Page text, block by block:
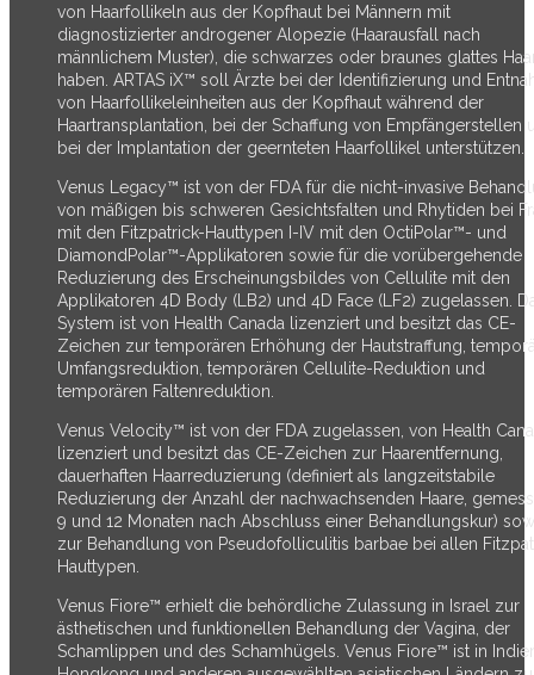
von Haarfollikeln aus der Kopfhaut bei Männern mit
diagnostizierter androgener Alopezie (Haarausfall nach
männlichem Muster), die schwarzes oder braunes glattes
haben. ARTAS iX™ soll Ärzte bei der Identifizierung und
von Haarfollikeleinheiten aus der Kopfhaut während der
Haartransplantation, bei der Schaffung von Empfängerstellen
bei der Implantation der geernteten Haarfollikel unterstützen.
Venus Legacy™ ist von der FDA für die nicht-invasive
von mäßigen bis schweren Gesichtsfalten und Rhytiden bei
mit den Fitzpatrick-Hauttypen I-IV mit den OctiPolar™- und
DiamondPolar™-Applikatoren sowie für die vorübergehende
Reduzierung des Erscheinungsbildes von Cellulite mit den
Applikatoren 4D Body (LB2) und 4D Face (LF2) zugelassen.
System ist von Health Canada lizenziert und besitzt das CE-
Zeichen zur temporären Erhöhung der Hautstraffung,
Umfangsreduktion, temporären Cellulite-Reduktion und
temporären Faltenreduktion.
Venus Velocity™ ist von der FDA zugelassen, von Health
lizenziert und besitzt das CE-Zeichen zur Haarentfernung,
dauerhaften Haarreduzierung (definiert als langzeitstabile
Reduzierung der Anzahl der nachwachsenden Haare,
9 und 12 Monaten nach Abschluss einer Behandlungskur)
zur Behandlung von Pseudofolliculitis barbae bei allen
Hauttypen.
Venus Fiore™ erhielt die behördliche Zulassung in Israel zur
ästhetischen und funktionellen Behandlung der Vagina, der
Schamlippen und des Schamhügels. Venus Fiore™ ist in